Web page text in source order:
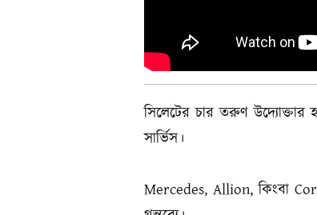
সিলেটের চার তরুণ উদ্যোক্তার
সার্ভিস।
Mercedes, Allion, কিংবা